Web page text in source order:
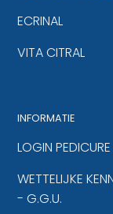
ECRINAL
VITA CITRAL
INFORMATIE
LOGIN PEDICURE
WETTELIJKE
- G.G.U.